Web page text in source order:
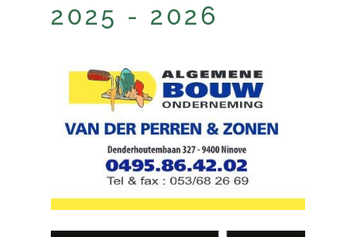
2025 - 2026